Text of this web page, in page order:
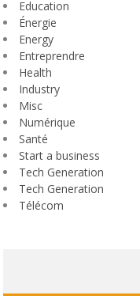
Education
Énergie
Energy
Entreprendre
Health
Industry
Misc
Numérique
Santé
Start a business
Tech Generation
Tech Generation
Télécom